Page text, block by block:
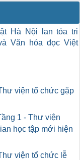
Hà Nội lan tỏa tri
Văn hóa đọc Việt
viện tổ chức gặp
1 - Thư viện
học tập mới hiện
viện tổ chức lễ